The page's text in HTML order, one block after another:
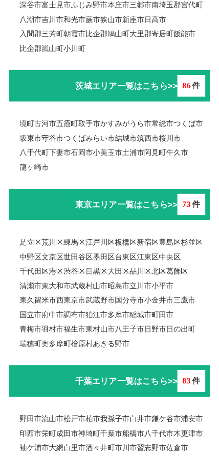
深谷市富士見市ふじみ野市本庄市三郷市南埼玉郡宮代町
八潮市吉川市和光市蕨市狭山市新座市日高市
入間郡三芳町朝霞市比企郡鳩山町大里郡寄居町飯能市
比企郡嵐山町小川町
茨城エリア一覧はこちら>> 86件
境町古河市五霞町取手市かすみがうら市常総市つくば市
坂東市守谷市つくばみらい市結城市筑西市桜川市
八千代町下妻市石岡市小美玉市土浦市阿見町牛久市
龍ヶ崎市
東京エリア一覧はこちら>> 73件
足立区荒川区練馬区江戸川区板橋区新宿区豊島区杉並区
中野区文京区世田谷区墨田区台東区江東区中央区
千代田区港区渋谷区目黒区大田区品川区北区葛飾区
清瀬市東大和市武蔵村山市昭島市立川市小平市
東久留米市西東京市武蔵野市国分寺市小金井市三鷹市
国立市府中市調布市狛江市多摩市稲城市町田市
青梅市羽村市福生市東村山市八王子市日野市日の出町
瑞穂町奥多摩町檜原村あきる野市
千葉エリア一覧はこちら>> 83件
野田市流山市松戸市柏市我孫子市白井市鎌ケ谷市浦安市
印西市栄町成田市神埼町千葉市船橋市八千代市木更津市
袖ケ浦市大網白里市酒々井町市川市習志野市佐倉市